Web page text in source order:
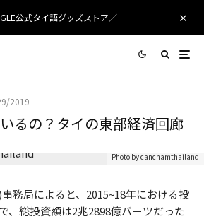
公式タイ語グッズストア／
2019
るの？タイの東部経済回廊
Photo by canchamthailand
務局によると、2015~18年における投
、総投資額は2兆2898億バーツだった